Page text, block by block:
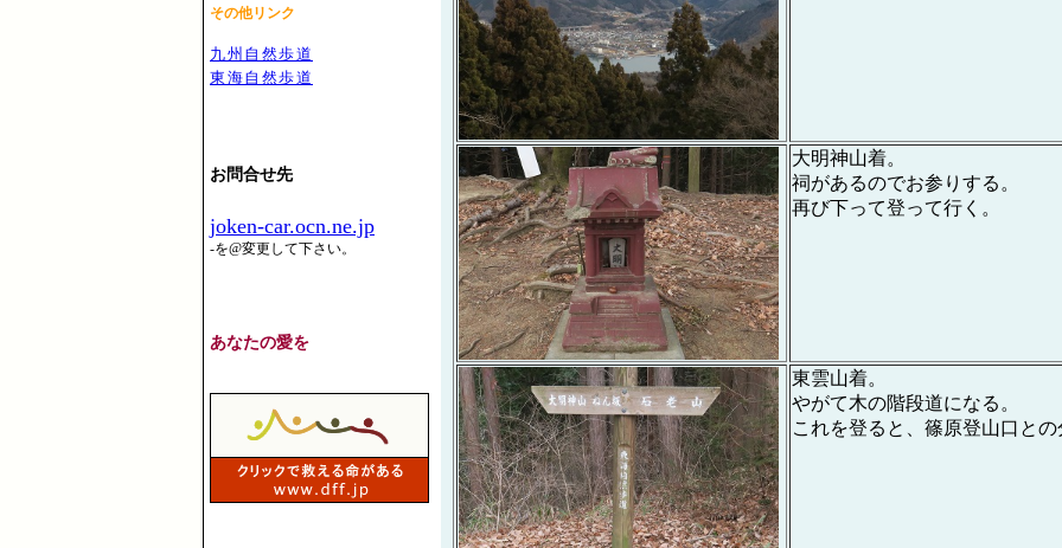
大明神山着。
祠があるのでお参りする。
再び下って登って行く。
東雲山着。
やがて木の階段道になる。
これを登ると、篠原登山口と
その他リンク
九州自然歩道
東海自然歩道
お問合せ先
joken-car.ocn.ne.jp
-を@変更して下さい。
あなたの愛を